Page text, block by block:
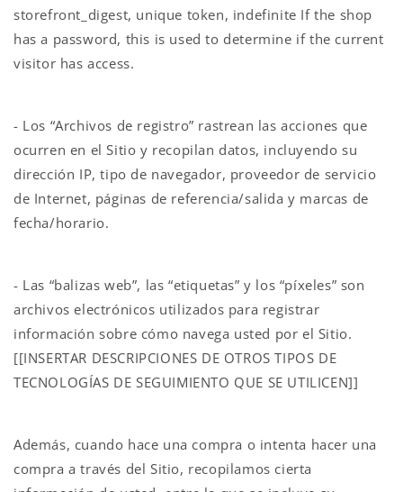
storefront_digest, unique token, indefinite If the shop
has a password, this is used to determine if the current
visitor has access.
- Los “Archivos de registro” rastrean las acciones que
ocurren en el Sitio y recopilan datos, incluyendo su
dirección IP, tipo de navegador, proveedor de servicio
de Internet, páginas de referencia/salida y marcas de
fecha/horario.
- Las “balizas web”, las “etiquetas” y los “píxeles” son
archivos electrónicos utilizados para registrar
información sobre cómo navega usted por el Sitio.
[[INSERTAR DESCRIPCIONES DE OTROS TIPOS DE
TECNOLOGÍAS DE SEGUIMIENTO QUE SE UTILICEN]]
Además, cuando hace una compra o intenta hacer una
compra a través del Sitio, recopilamos cierta